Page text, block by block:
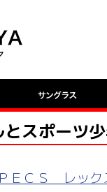
スポーツ
ＥＣＳ レッ